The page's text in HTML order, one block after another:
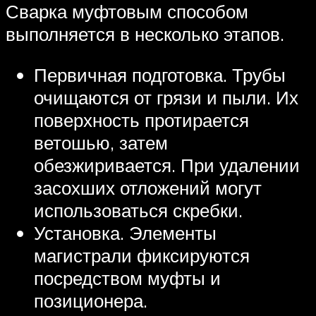
Сварка муфтовым способом
выполняется в несколько этапов.
Первичная подготовка. Трубы
очищаются от грязи и пыли. Их
поверхность протирается
ветошью, затем
обезжиривается. При удалении
засохших отложений могут
использоваться скребки.
Установка. Элементы
магистрали фиксируются
посредством муфты и
позиционера.